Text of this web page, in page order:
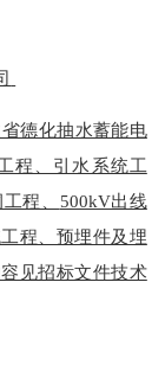
德化抽水蓄能电
程、引水系统工
程、 500kV出线
程、预埋件及埋
见招标文件技术